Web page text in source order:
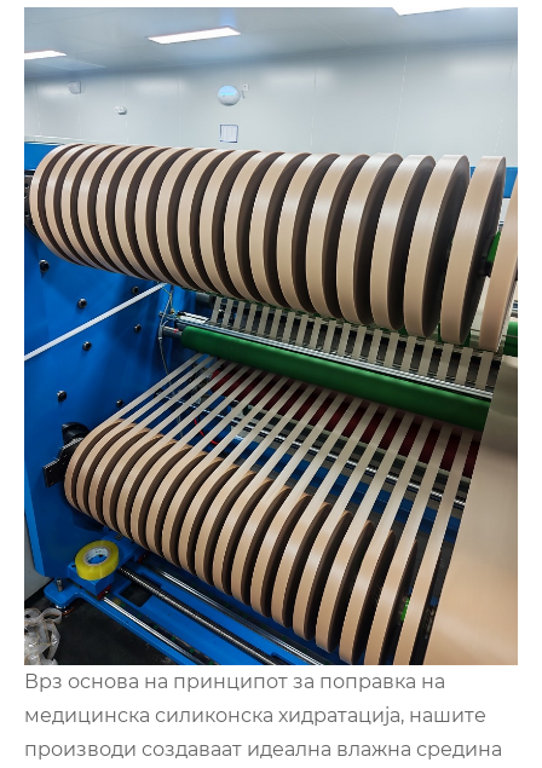
Врз основа на принципот за поправка на
медицинска силиконска хидратација, нашите
производи создаваат идеална влажна средина